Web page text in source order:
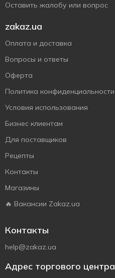
Оставить жалобу или вопрос
zakaz.ua
Оплата и доставка
Вопросы и ответы
Оферта
Политика конфиденциальности
Условия использования
Бизнес клиентам
Для поставщиков
Рецепты
Контакты
Магазины
🔥 Вакансии Zakaz.ua
Контакты
help@zakaz.ua
Адрес торгового центра